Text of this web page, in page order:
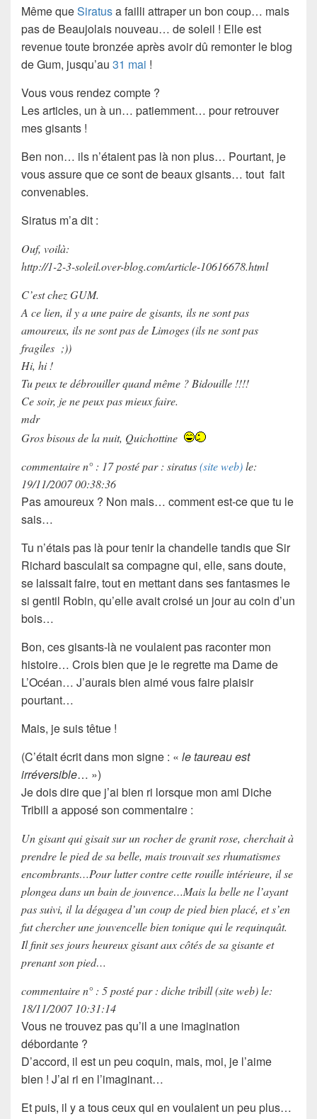
Même queSiratusa failli attraperun bon coup… mais
pas de Beaujolais nouveau… de soleil ! Elle est
revenue toutebronzéeaprès avoir dû remonter le blog
deGum, jusqu’au 31 mai !
Vous vous rendez compte ?
Les articles, un à un… patiemment… pour retrouver
mes gisants !
Ben non… ils n’étaient pas là non plus… Pourtant, je
vous assure que ce sont de beaux gisants… tout fait
convenables.
Siratus m’a dit :
Ouf, voilà:
http://1-2-3-soleil.over-blog.com/article-10616678.html
C’est chez GUM.
A ce lien, il y a une paire de gisants, ils ne sont pas
amoureux, ils ne sont pas de Limoges (ils ne sont pas
fragiles ;))
Hi, hi !
Tu peux te débrouiller quand même ? Bidouille !!!!
Ce soir, je ne peux pas mieux faire.
mdr
Gros bisous de la nuit, Quichottine
commentaire n° : 17 posté par : siratus(site web)le:
19/11/2007 00:38:36
Pas amoureux ? Non mais… comment est-ce que tu le
sais…
Tu n’étais pas là pourtenir la chandelletandis queSir
Richard basculait sa compagne qui, elle, sans doute,
se laissait faire, tout en mettant dans sesfantasmes le
si gentil Robin, qu’elle avait croisé un jourau coin d’un
bois…
Bon, ces gisants-là ne voulaient pas racontermon
histoire… Crois bien que je le regrette ma Dame de
L’Océan… J’aurais bien aimé vous faire plaisir
pourtant…
Mais, je suis têtue !
(C’était écrit dans mon signe : « le taureau est
irréversible… »)
Je dois dire que j’ai bien ri lorsque mon ami Diche
Tribill a apposé son commentaire :
Un gisant qui gisait sur un rocher de granit rose, cherchait à
prendre le pied de sa belle, mais trouvait ses rhumatismes
encombrants…Pour lutter contre cette rouille intérieure, il se
plongea dans un bain de jouvence…Mais la belle ne l’ayant
pas suivi, il la dégagea d’un coup de pied bien placé, et s’en
fut chercher une jouvencelle bien tonique qui le requinquât.
Il finit ses jours heureux gisant aux côtés de sa gisante et
prenant son pied…
commentaire n° : 5 posté par : diche tribill (site web) le:
18/11/2007 10:31:14
Vous ne trouvez pas qu’il a une imagination
débordante ?
D’accord, il est un peu coquin, mais, moi, je l’aime
bien ! J’ai ri en l’imaginant…
Et puis, il y a tous ceux qui en voulaient un peu plus…